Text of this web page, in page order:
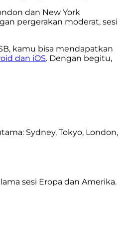
dan New York
pergerakan moderat, sesi
, kamu bisa mendapatkan
dan iOS. Dengan begitu,
Sydney, Tokyo, London,
sesi Eropa dan Amerika.